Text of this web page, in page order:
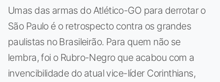
Umas das armas do Atlético-GO para derrotar o
São Paulo é o retrospecto contra os grandes
paulistas no Brasileirão. Para quem não se
lembra, foi o Rubro-Negro que acabou com a
invencibilidade do atual vice-líder Corinthians,